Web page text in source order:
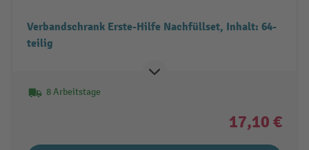
Verbandschrank Erste-Hilfe Nachfüllset, Inhalt: 64-
teilig
8 Arbeitstage
17,10 €